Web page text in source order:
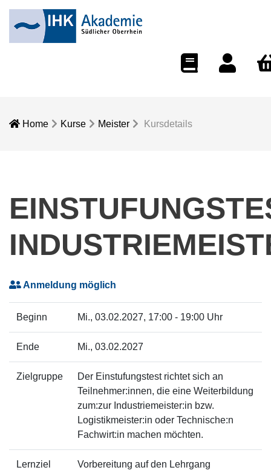
Home Kurse Meister Kursdetails
Anmeldung möglich
Beginn Mi., 03.02.2027, 17:00 - 19:00 Uhr
Ende Mi., 03.02.2027
Zielgruppe
Der Einstufungstest richtet sich an
Teilnehmer:innen, die eine Weiterbildung
zum:zur Industriemeister:in bzw.
Logistikmeister:in oder Technische:n
Fachwirt:in machen möchten.
Lernziel
Vorbereitung auf den Lehrgang